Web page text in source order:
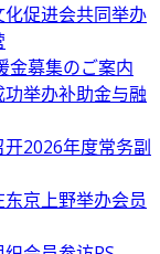
促进会共同举办
金募集のご案内
举办补助金与融
2026年度常务副
京上野举办会员